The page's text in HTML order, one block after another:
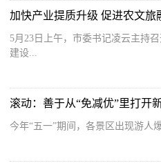
5月23日上午，市委书记凌云主持
建设...
滚动：善于从“免减优”里打开
今年“五一”期间，各景区出现游人